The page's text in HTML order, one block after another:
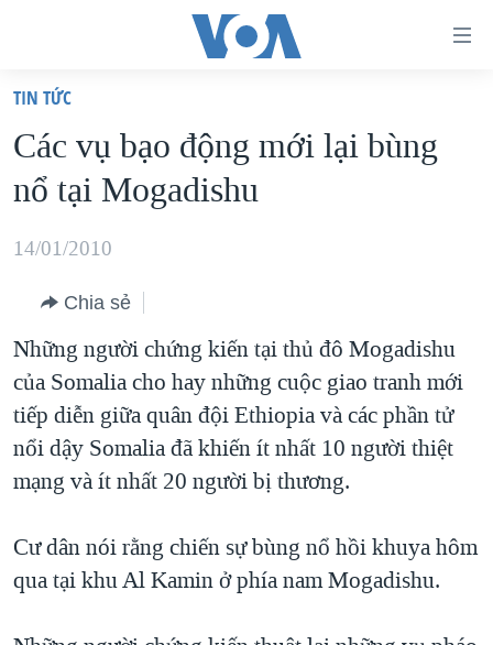
truy
cập
Tới
dung
chính
điều
hướng
chính
Đi
tới
VIỆT NAM
HOA KỲ
BIỂN ĐÔNG
BLOG
DIỄN ĐÀN
MỤC
TỰ DO BÁO CHÍ
VẠCH TRẦN TIN GIẢ
ĐỜI SỐNG
KINH TẾ
KHOA HỌC
CHUYÊN ĐỀ
CHIẾN TRANH THƯƠNG MẠI CỦA MỸ: QUÁ KHỨ VÀ HIỆN
TẠI
HÀNH TRÌNH BẦU CỬ 2024
MỘT NĂM CHIẾN TRANH TẠI DẢI GAZA
HỌC TIẾNG ANH
NGHE
TIN TỨC
Các vụ bạo động mới lại bùng
nổ tại Mogadishu
14/01/2010
Chia sẻ
Những người chứng kiến tại thủ đô Mogadishu
của Somalia cho hay những cuộc giao tranh mới
tiếp diễn giữa quân đội Ethiopia và các phần tử
nổi dậy Somalia đã khiến ít nhất 10 người thiệt
mạng và ít nhất 20 người bị thương.
Cư dân nói rằng chiến sự bùng nổ hồi khuya hôm
qua tại khu Al Kamin ở phía nam Mogadishu.